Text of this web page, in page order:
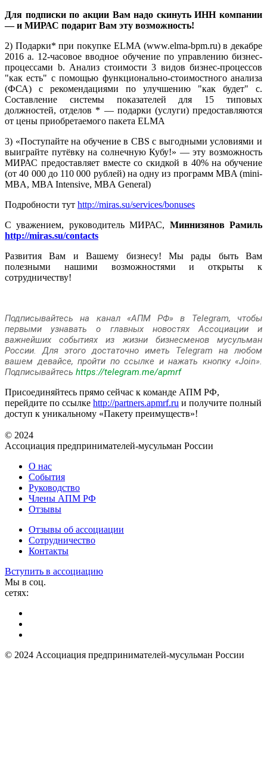
Для подписки по акции Вам надо скинуть ИНН компании
— и МИРАС подарит Вам эту возможность!
2) Подарки* при покупке ELMA (www.elma-bpm.ru) в декабре
2016 a. 12-часовое вводное обучение по управлению бизнес-
процессами b. Анализ стоимости 3 видов бизнес-процессов
"как есть" с помощью функционально-стоимостного анализа
(ФСА) с рекомендациями по улучшению "как будет" c.
Составление системы показателей для 15 типовых
должностей, отделов * — подарки (услуги) предоставляются
от цены приобретаемого пакета ELMA
3) «Поступайте на обучение в CBS c выгодными условиями и
выиграйте путёвку на солнечную Кубу!» — эту возможность
МИРАС предоставляет вместе со скидкой в 40% на обучение
(от 40 000 до 110 000 рублей) на одну из программ MBA (mini-
MBA, MBA Intensive, MBA General)
Подробности тут http://miras.su/services/bonuses
С уважением, руководитель МИРАС, Миннизянов Рамиль
http://miras.su/contacts
Развития Вам и Вашему бизнесу! Мы рады быть Вам
полезными нашими возможностями и открыты к
сотрудничеству!
Подписывайтесь на канал «АПМ РФ» в Telegram, чтобы
первыми узнавать о главных новостях Ассоциации и
важнейших событиях из жизни бизнесменов мусульман
России. Для этого достаточно иметь Telegram на любом
вашем девайсе, пройти по ссылке и нажать кнопку «Join».
Подписывайтесь https://telegram.me/apmrf
Присоединяйтесь прямо сейчас к команде АПМ РФ,
перейдите по ссылке http://partners.apmrf.ru и получите полный
доступ к уникальному «Пакету преимуществ»!
© 2024
Ассоциация предпринимателей-мусульман России
О нас
События
Руководство
Члены АПМ РФ
Отзывы
Отзывы об ассоциации
Сотрудничество
Контакты
Вступить в ассоциацию
Мы в соц.
сетях:
© 2024 Ассоциация предпринимателей-мусульман России